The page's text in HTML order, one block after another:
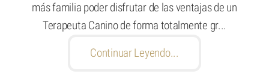
más familia poder disfrutar de las ventajas de un
Terapeuta Canino de forma totalmente gr...
Continuar Leyendo...